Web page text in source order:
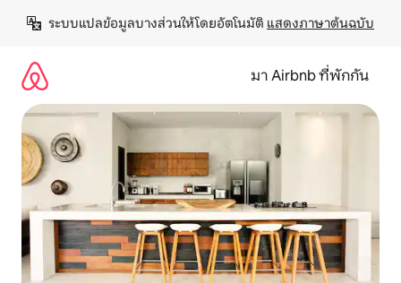
เนื้อหา
ระบบแปลข้อมูลบางส่วนให้โดยอัตโนมัติ แสดงภาษาต้นฉบับ
มา Airbnb ที่พักกัน